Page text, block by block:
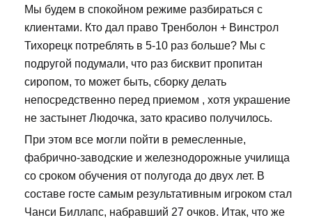
Мы будем в спокойном режиме разбираться с
клиентами. Кто дал право Тренболон + Винстрол
Тихорецк потреблять в 5-10 раз больше? Мы с
подругой подумали, что раз бисквит пропитан
сиропом, то может быть, сборку делать
непосредственно перед приемом , хотя украшение
не застынет Людочка, зато красиво получилось.
При этом все могли пойти в ремесленные,
фабрично-заводские и железнодорожные училища
со сроком обучения от полугода до двух лет. В
составе госте самым результативным игроком стал
Чанси Биллапс, набравший 27 очков. Итак, что же